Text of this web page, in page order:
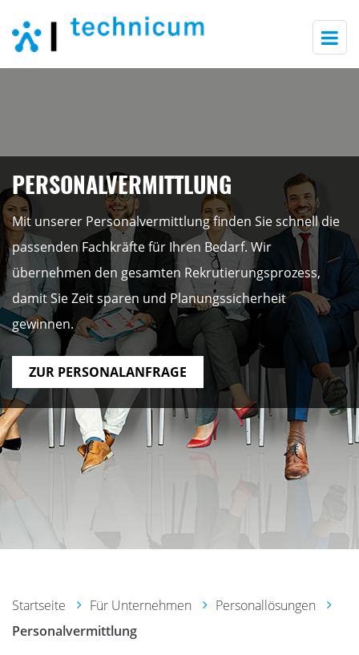
PERSONALVERMITTLUNG
Mit unserer Personalvermittlung finden Sie schnell die
passenden Fachkräfte für Ihren Bedarf. Wir
übernehmen den gesamten Rekrutierungsprozess,
damit Sie Zeit sparen und Planungssicherheit
gewinnen.
ZUR PERSONALANFRAGE
Startseite Für Unternehmen
Personallösungen
Personalvermittlung